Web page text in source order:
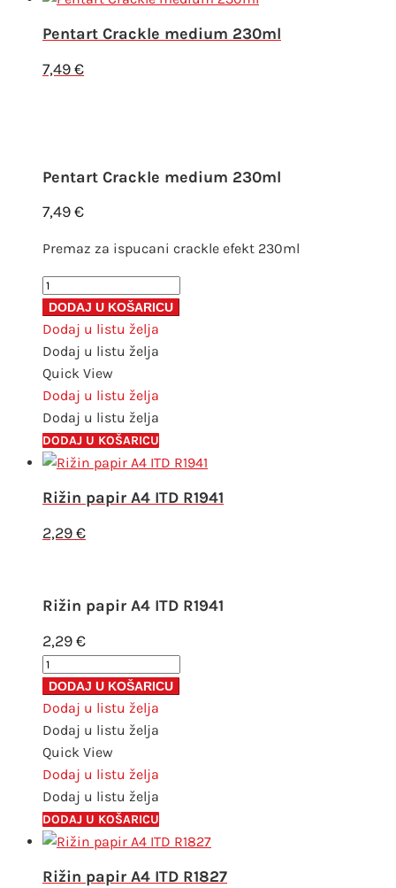
Pentart Crackle medium 230ml
7,49€
Pentart Crackle medium 230ml
7,49€
Premaz za ispucani crackle efekt 230ml
Pentart
Crackle
medium
230ml
količina
DODAJ U KOŠARICU
Dodaj u listu želja
Dodaj u listu želja
Quick View
Dodaj u listu želja
Dodaj u listu želja
DODAJ U KOŠARICU
Rižin papir A4 ITD R1941
2,29€
Rižin papir A4 ITD R1941
2,29€
Rižin
papir
A4
ITD
R1941
količina
DODAJ U KOŠARICU
Dodaj u listu želja
Dodaj u listu želja
Quick View
Dodaj u listu želja
Dodaj u listu želja
DODAJ U KOŠARICU
Rižin papir A4 ITD R1827